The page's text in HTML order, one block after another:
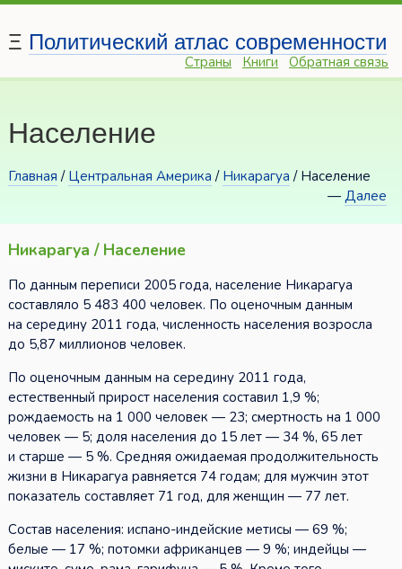
Ξ Политический атлас современности
Страны Книги Обратная связь
Население
Главная / Центральная Америка / Никарагуа / Население
—Далее
Никарагуа / Население
По данным переписи 2005 года, население Никарагуа
составляло 5 483 400 человек. По оценочным данным
на середину 2011 года, численность населения возросла
до 5,87 миллионов человек.
По оценочным данным на середину 2011 года,
естественный прирост населения составил 1,9 %;
рождаемость на 1 000 человек — 23; смертность на 1 000
человек — 5; доля населения до 15 лет — 34 %, 65 лет
и старше — 5 %. Средняя ожидаемая продолжительность
жизни в Никарагуа равняется 74 годам; для мужчин этот
показатель составляет 71 год, для женщин — 77 лет.
Состав населения: испано-индейские метисы — 69 %;
белые — 17 %; потомки африканцев — 9 %; индейцы —